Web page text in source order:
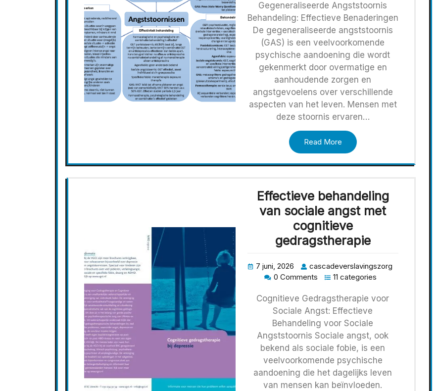
Gegeneraliseerde Angststoornis
Behandeling: Effectieve Benaderingen
De gegeneraliseerde angststoornis
(GAS) is een veelvoorkomende
psychische aandoening die wordt
gekenmerkt door overmatige en
aanhoudende zorgen en
angstgevoelens over verschillende
aspecten van het leven. Mensen met
deze stoornis ervaren…
Read More
Effectieve behandeling
van sociale angst met
cognitieve
gedragstherapie
7 juni, 2026
cascadeverslavingszorg
0 Comments
11 categories
Cognitieve Gedragstherapie voor
Sociale Angst: Effectieve
Behandeling voor Sociale
Angststoornis Sociale angst, ook
bekend als sociale fobie, is een
veelvoorkomende psychische
aandoening die het dagelijks leven
van mensen kan beïnvloeden.